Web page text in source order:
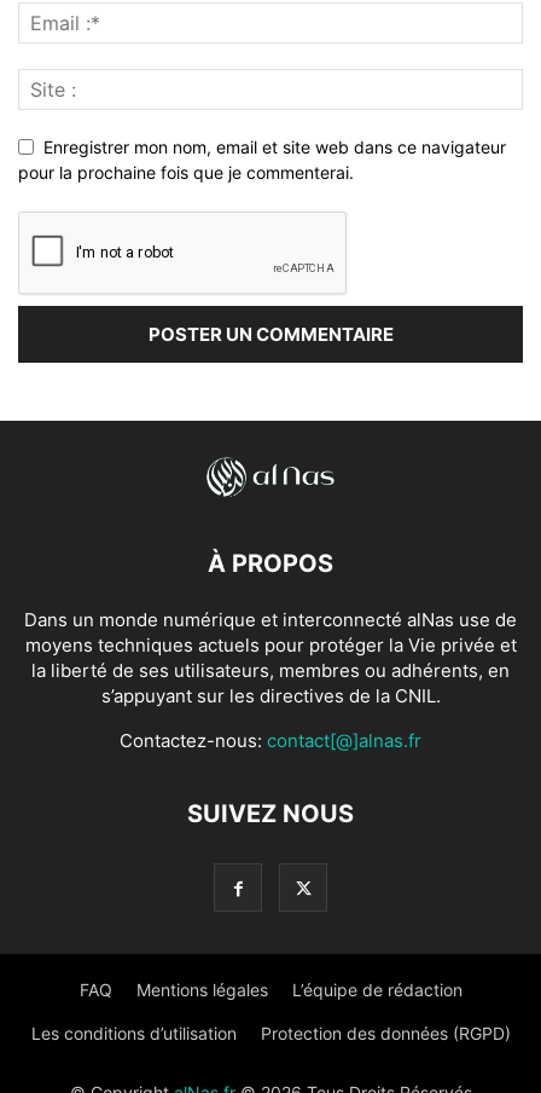
Enregistrer mon nom, email et site web dans ce navigateur
pour la prochaine fois que je commenterai.
À PROPOS
Dans un monde numérique et interconnecté alNas use de
moyens techniques actuels pour protéger la Vie privée et
la liberté de ses utilisateurs, membres ou adhérents, en
s’appuyant sur les directives de la CNIL.
Contactez-nous: contact[@]alnas.fr
SUIVEZ NOUS
FAQ Mentions légales L’équipe de rédaction
Les conditions d’utilisation Protection des données (RGPD)